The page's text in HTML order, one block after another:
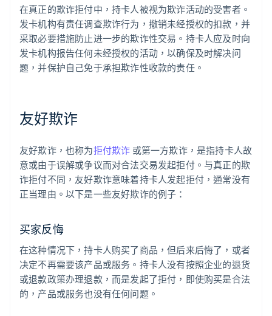
在真正的欺诈拒付中，持卡人被视为欺诈活动的受害者。
发卡机构有责任调查欺诈行为，撤销未经授权的扣款，并
采取必要措施防止进一步的欺诈性交易。持卡人应及时向
发卡机构报告任何未经授权的活动，以确保及时解决问
题，并保护自己免于承担欺诈性收款的责任。
友好欺诈
友好欺诈，也称为拒付欺诈 或第一方欺诈，是指持卡人故
意或由于误解或争议而对合法交易发起拒付。与真正的欺
诈拒付不同，友好欺诈意味着持卡人发起拒付，通常没有
正当理由。以下是一些友好欺诈的例子：
买家反悔
在这种情况下，持卡人购买了商品，但后来后悔了，或者
决定不再需要该产品或服务。持卡人没有按照企业的退货
或退款政策办理退款，而是发起了拒付，即使购买是合法
的，产品或服务也没有任何问题。